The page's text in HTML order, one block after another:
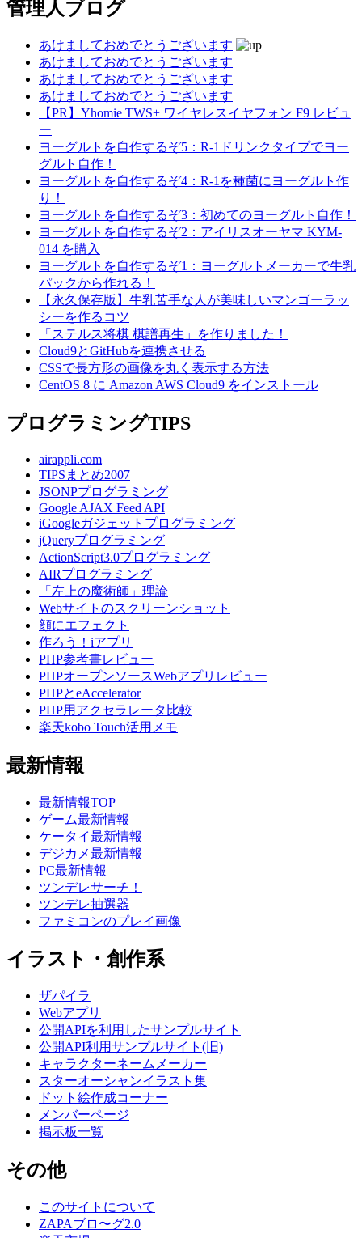
管理人ブログ
あけましておめでとうございます
あけましておめでとうございます
あけましておめでとうございます
あけましておめでとうございます
【PR】Yhomie TWS+ ワイヤレスイヤフォン F9 レビュ
ー
ヨーグルトを自作するぞ5：R-1ドリンクタイプでヨー
グルト自作！
ヨーグルトを自作するぞ4：R-1を種菌にヨーグルト作
り！
ヨーグルトを自作するぞ3：初めてのヨーグルト自作！
ヨーグルトを自作するぞ2：アイリスオーヤマ KYM-
014 を購入
ヨーグルトを自作するぞ1：ヨーグルトメーカーで牛乳
パックから作れる！
【永久保存版】牛乳苦手な人が美味しいマンゴーラッ
シーを作るコツ
「ステルス将棋 棋譜再生」を作りました！
Cloud9とGitHubを連携させる
CSSで長方形の画像を丸く表示する方法
CentOS 8 に Amazon AWS Cloud9 をインストール
プログラミングTIPS
airappli.com
TIPSまとめ2007
JSONPプログラミング
Google AJAX Feed API
iGoogleガジェットプログラミング
jQueryプログラミング
ActionScript3.0プログラミング
AIRプログラミング
「左上の魔術師」理論
Webサイトのスクリーンショット
顔にエフェクト
作ろう！iアプリ
PHP参考書レビュー
PHPオープンソースWebアプリレビュー
PHPとeAccelerator
PHP用アクセラレータ比較
楽天kobo Touch活用メモ
最新情報
最新情報TOP
ゲーム最新情報
ケータイ最新情報
デジカメ最新情報
PC最新情報
ツンデレサーチ！
ツンデレ抽選器
ファミコンのプレイ画像
イラスト・創作系
ザパイラ
Webアプリ
公開APIを利用したサンプルサイト
公開API利用サンプルサイト(旧)
キャラクターネームメーカー
スターオーシャンイラスト集
ドット絵作成コーナー
メンバーページ
掲示板一覧
その他
このサイトについて
ZAPAブロ〜グ2.0